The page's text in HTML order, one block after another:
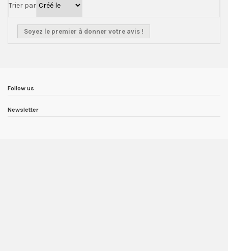
Trier par
Soyez le premier à donner votre avis !
Follow us
Newsletter